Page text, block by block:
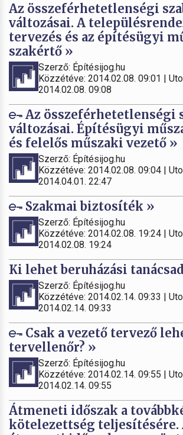
Az összeférhetetlenségi
változásai. A
tervezés és az építésügyi
szakértő »
Szerző: Építésijog.hu
Közzétéve: 2014.02.08. 09:01 |
2014.02.08. 09:08
Az összeférhetetlenségi
változásai. Építésügyi
és felelős műszaki vezető »
Szerző: Építésijog.hu
Közzétéve: 2014.02.08. 09:04 |
2014.04.01. 22:47
Szakmai biztosíték »
Szerző: Építésijog.hu
Közzétéve: 2014.02.08. 19:24 |
2014.02.08. 19:24
Ki lehet beruházási
Szerző: Építésijog.hu
Közzétéve: 2014.02.14. 09:33 |
2014.02.14. 09:33
Csak a vezető tervező
tervellenőr? »
Szerző: Építésijog.hu
Közzétéve: 2014.02.14. 09:55 |
2014.02.14. 09:55
Átmeneti időszak a
kötelezettség teljesítésére.